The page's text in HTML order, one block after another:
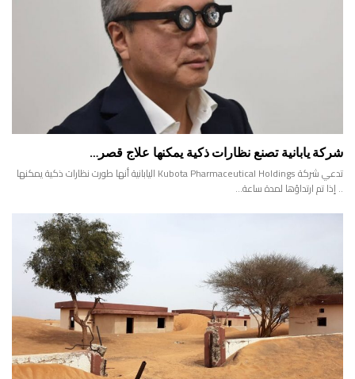
شركة يابانية تصنع نظارات ذكية يمكنها علاج قصر…
تدعي شركة Kubota Pharmaceutical Holdings اليابانية أنها طورت نظارات ذكية يمكنها
.. إذا تم ارتداؤها لمدة ساعة…